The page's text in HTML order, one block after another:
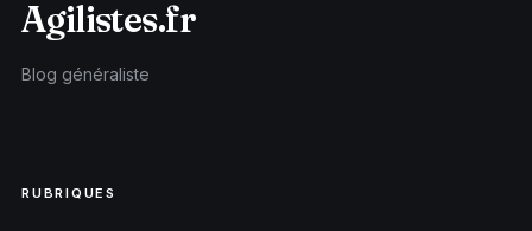
Agilistes.fr
Blog généraliste
RUBRIQUES